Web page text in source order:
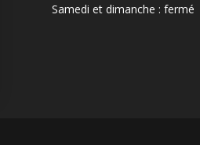
Samedi et dimanche : fermé